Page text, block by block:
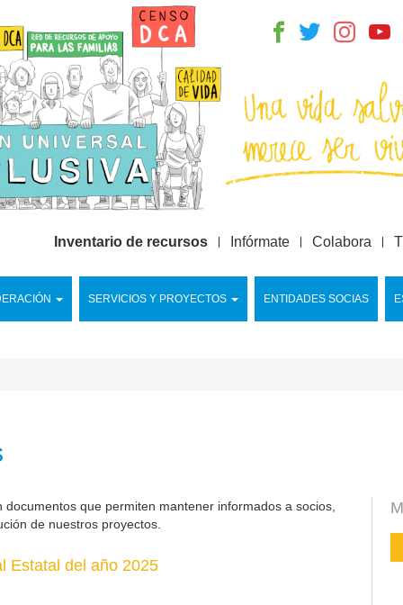
SERVICIOS Y PROYECTOS ENTIDADES SOCIAS
Inventario de recursos Infórmate Colabora
que permiten mantener informados a socios,
de nuestros proyectos.
Estatal del año 2025